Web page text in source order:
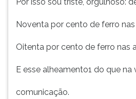
Noventa por cento de ferro
Oitenta por cento de ferro nas
E esse alheamento1 do que
comunicação.